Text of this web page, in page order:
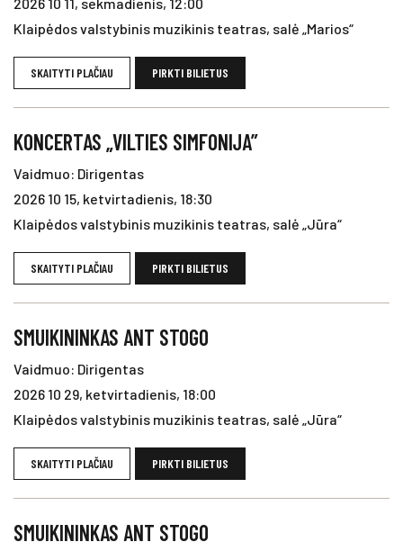
Klaipėdos valstybinis muzikinis teatras, salė „Marios“
SKAITYTI PLAČIAU PIRKTI BILIETUS
KONCERTAS „VILTIES SIMFONIJA”
Vaidmuo: Dirigentas
2026 10 15, ketvirtadienis, 18:30
Klaipėdos valstybinis muzikinis teatras, salė „Jūra“
SKAITYTI PLAČIAU PIRKTI BILIETUS
SMUIKININKAS ANT STOGO
Vaidmuo: Dirigentas
2026 10 29, ketvirtadienis, 18:00
Klaipėdos valstybinis muzikinis teatras, salė „Jūra“
SKAITYTI PLAČIAU PIRKTI BILIETUS
SMUIKININKAS ANT STOGO